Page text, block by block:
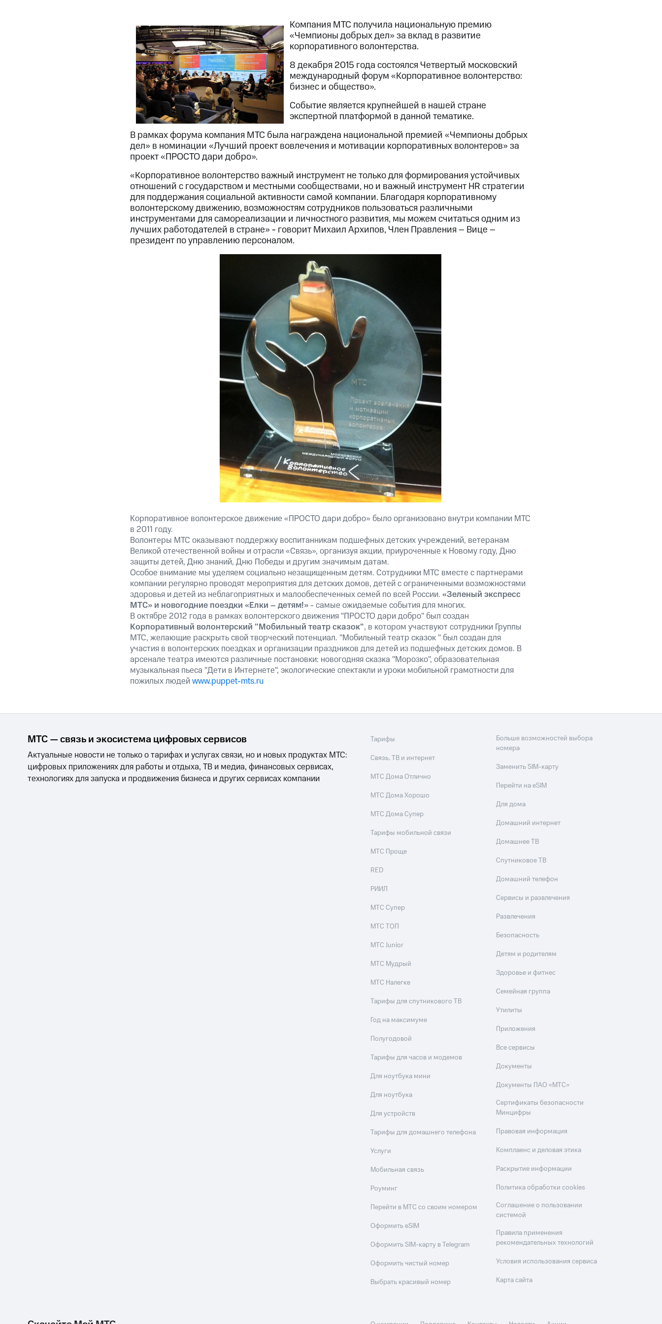
Компания МТС получила национальную премию
«Чемпионы добрых дел» за вклад в развитие
корпоративного волонтерства.
8 декабря 2015 года состоялся Четвертый московский
международный форум «Корпоративное волонтерство:
бизнес и общество».
Событие является крупнейшей в нашей стране
экспертной платформой в данной тематике.
В рамках форума компания МТС была награждена национальной премией «Чемпионы добрых
дел» в номинации «Лучший проект вовлечения и мотивации корпоративных волонтеров» за
проект «ПРОСТО дари добро».
«Корпоративное волонтерство важный инструмент не только для формирования устойчивых
отношений с государством и местными сообществами, но и важный инструмент HR стратегии
для поддержания социальной активности самой компании. Благодаря корпоративному
волонтерскому движению, возможностям сотрудников пользоваться различными
инструментами для самореализации и личностного развития, мы можем считаться одним из
лучших работодателей в стране» - говорит Михаил Архипов, Член Правления – Вице –
президент по управлению персоналом.
Корпоративное волонтерское движение «ПРОСТО дари добро» было организовано внутри компании МТС
в 2011 году.
Волонтеры МТС оказывают поддержку воспитанникам подшефных детских учреждений, ветеранам
Великой отечественной войны и отрасли «Связь», организуя акции, приуроченные к Новому году, Дню
защиты детей, Дню знаний, Дню Победы и другим значимым датам.
Особое внимание мы уделяем социально незащищенным детям. Сотрудники МТС вместе с партнерами
компании регулярно проводят мероприятия для детских домов, детей с ограниченными возможностями
здоровья и детей из неблагоприятных и малообеспеченных семей по всей России. «Зеленый экспресс
МТС» и новогодние поездки «Елки – детям!»- самые ожидаемые события для многих.
В октябре 2012 года в рамках волонтерского движения "ПРОСТО дари добро" был создан
Корпоративный волонтерский "Мобильный театр сказок", в котором участвуют сотрудники Группы
МТС, желающие раскрыть свой творческий потенциал. "Мобильный театр сказок " был создан для
участия в волонтерских поездках и организации праздников для детей из подшефных детских домов. В
арсенале театра имеются различные постановки: новогодняя сказка "Морозко", образовательная
музыкальная пьеса "Дети в Интернете", экологические спектакли и уроки мобильной грамотности для
пожилых людейwww.puppet-mts.ru
МТС — связь и экосистема цифровых сервисов
Актуальные новости не только о тарифах и услугах связи, но и новых продуктах МТС:
цифровых приложениях для работы и отдыха, ТВ и медиа, финансовых сервисах,
технологиях для запуска и продвижения бизнеса и других сервисах компании
Тарифы
Связь, ТВ и интернет
МТС Дома Отлично
МТС Дома Хорошо
МТС Дома Супер
Тарифы мобильной связи
МТС Проще
RED
РИИЛ
МТС Супер
МТС ТОП
МТС Junior
МТС Мудрый
МТС Налегке
Тарифы для спутникового ТВ
Год на максимуме
Полугодовой
Тарифы для часов и модемов
Для ноутбука мини
Для ноутбука
Для устройств
Тарифы для домашнего телефона
Услуги
Мобильная связь
Роуминг
Перейти в МТС со своим номером
Оформить eSIM
Оформить SIM-карту в Telegram
Оформить чистый номер
Выбрать красивый номер
Больше возможностей выбора
номера
Заменить SIM-карту
Перейти на eSIM
Для дома
Домашний интернет
Домашнее ТВ
Спутниковое ТВ
Домашний телефон
Сервисы и развлечения
Развлечения
Безопасность
Детям и родителям
Здоровье и фитнес
Семейная группа
Утилиты
Приложения
Все сервисы
Документы
Документы ПАО «МТС»
Сертификаты безопасности
Минцифры
Правовая информация
Комплаенс и деловая этика
Раскрытие информации
Политика обработки cookies
Соглашение о пользовании
системой
Правила применения
рекомендательных технологий
Условия использования сервиса
Карта сайта